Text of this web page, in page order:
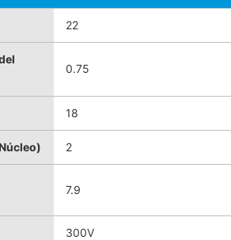
22
0.75
18
2
7.9
300V